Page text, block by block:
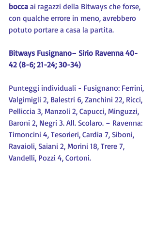
bocca ai ragazzi della Bitways che forse,
con qualche errore in meno, avrebbero
potuto portare a casa la partita.
Bitways Fusignano– Sirio Ravenna 40-
42 (8-6; 21-24; 30-34)
Punteggi individuali - Fusignano: Ferrini,
Valgimigli 2, Balestri 6, Zanchini 22, Ricci,
Pelliccia 3, Manzoli 2, Capucci, Minguzzi,
Baroni 2, Negri 3. All. Scolaro. – Ravenna:
Timoncini 4, Tesorieri, Cardia 7, Siboni,
Ravaioli, Saiani 2, Morini 18, Trere 7,
Vandelli, Pozzi 4, Cortoni.